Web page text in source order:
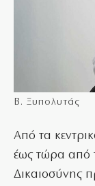
Β. Ξυπολυτάς
Από τα
έως τώρα από
Δικαιοσύνης